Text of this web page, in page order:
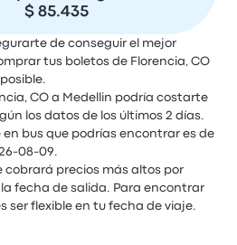
$ 85.435
de conseguir el mejor
tus boletos de Florencia, CO
CO a Medellin podría costarte
los datos de los últimos 2 días.
en bus que podrías encontrar es de
08-09.
cobrará precios más altos por
fecha de salida. Para encontrar
ser flexible en tu fecha de viaje.